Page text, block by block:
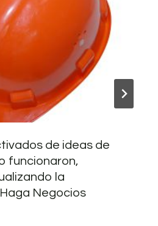
de ideas de
funcionaron,
la
Negocios